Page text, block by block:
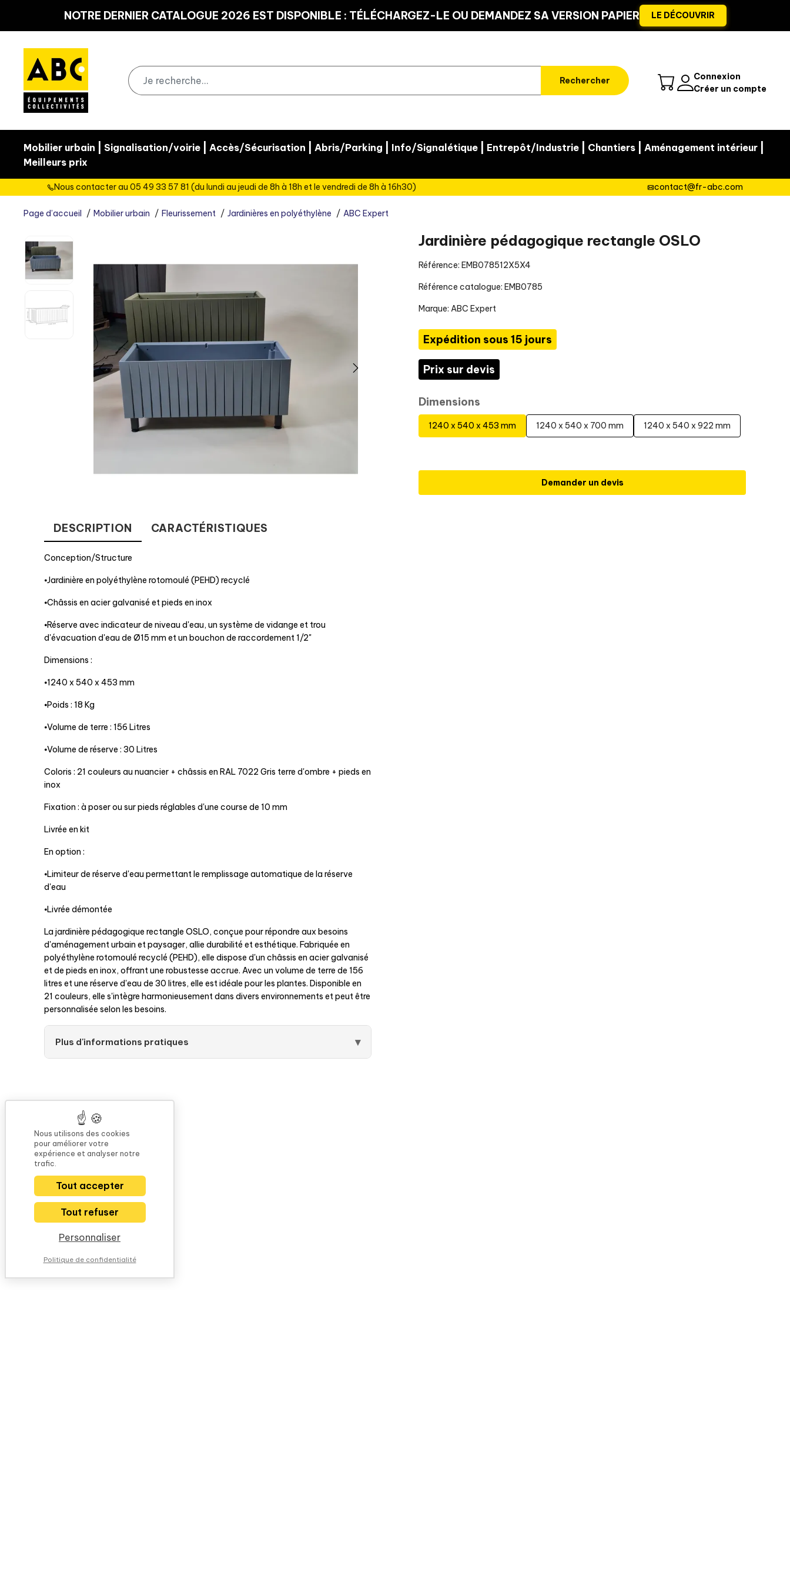
NOTRE DERNIER CATALOGUE 2026 EST DISPONIBLE : TÉLÉCHARGEZ-LE OU DEMANDEZ SA VERSION PAPIER LE DÉCOUVRIR
Rechercher
Connexion
Créer un compte
Mobilier urbain Signalisation/voirie Accès/Sécurisation Abris/Parking Info/Signalétique Entrepôt/Industrie Chantiers Aménagement intérieur
Meilleurs prix
Nous contacter au 05 49 33 57 81 (du lundi au jeudi de 8h à 18h et le vendredi de 8h à 16h30) contact@fr-abc.com
Page d’accueil Mobilier urbain Fleurissement Jardinières en polyéthylène ABC Expert
DESCRIPTION CARACTÉRISTIQUES
Conception/Structure
⦁Jardinière en polyéthylène rotomoulé (PEHD) recyclé
⦁Châssis en acier galvanisé et pieds en inox
⦁Réserve avec indicateur de niveau d'eau, un système de vidange et trou
d'évacuation d'eau de Ø15 mm et un bouchon de raccordement 1/2"
Dimensions :
⦁1240 x 540 x 453 mm
⦁Poids : 18 Kg
⦁Volume de terre : 156 Litres
⦁Volume de réserve : 30 Litres
Coloris : 21 couleurs au nuancier + châssis en RAL 7022 Gris terre d'ombre + pieds en
inox
Fixation : à poser ou sur pieds réglables d'une course de 10 mm
Livrée en kit
En option :
⦁Limiteur de réserve d'eau permettant le remplissage automatique de la réserve
d'eau
⦁Livrée démontée
La jardinière pédagogique rectangle OSLO, conçue pour répondre aux besoins
d'aménagement urbain et paysager, allie durabilité et esthétique. Fabriquée en
polyéthylène rotomoulé recyclé (PEHD), elle dispose d'un châssis en acier galvanisé
et de pieds en inox, offrant une robustesse accrue. Avec un volume de terre de 156
litres et une réserve d'eau de 30 litres, elle est idéale pour les plantes. Disponible en
21 couleurs, elle s'intègre harmonieusement dans divers environnements et peut être
personnalisée selon les besoins.
Plus d'informations pratiques ▾
Jardinière pédagogique rectangle OSLO
Référence: EMB078512X5X4
Référence catalogue: EMB0785
Marque: ABC Expert
Expédition sous 15 jours
Prix sur devis
Dimensions
1240 x 540 x 453 mm 1240 x 540 x 700 mm 1240 x 540 x 922 mm
Demander un devis
Nous utilisons des cookies
pour améliorer votre
expérience et analyser notre
trafic.
Tout accepter
Tout refuser
Personnaliser
Politique de confidentialité